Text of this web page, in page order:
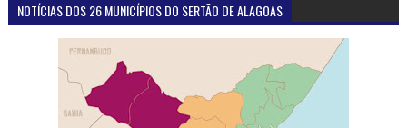
NOTÍCIAS DOS 26 MUNICÍPIOS DO SERTÃO DE ALAGOAS